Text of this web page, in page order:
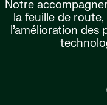
Notre
la feuille de
l’amélioration des